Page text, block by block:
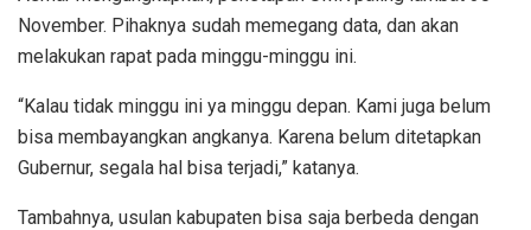
November. Pihaknya sudah memegang data, dan akan
melakukan rapat pada minggu-minggu ini.
“Kalau tidak minggu ini ya minggu depan. Kami juga belum
bisa membayangkan angkanya. Karena belum ditetapkan
Gubernur, segala hal bisa terjadi,” katanya.
Tambahnya, usulan kabupaten bisa saja berbeda dengan